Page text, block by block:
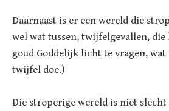
Daarnaast is er een wereld die
wel wat tussen, twijfelgevallen,
goud Goddelijk licht te vragen,
twijfel doe.)
Die stroperige wereld is niet slecht